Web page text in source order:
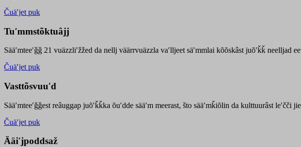
Čuäʹjet puk
Tuʹmmstõktuâjj
Sääʹmteeʹǧǧ 21 vuäzzliʹžžed da nellj väärrvuäzzla vaʹlljeet säʹmmlai kõõskâst juõʹǩǩ neelljad
Čuäʹjet puk
Vasttõsvuuʹd
Sääʹmteeʹǧǧest reâuggap juõʹǩǩka õuʹdde sääʹm meerast, što sääʹmǩiõlin da kulttuurâst leʹčči
Čuäʹjet puk
Ääiʹjpoddsaž